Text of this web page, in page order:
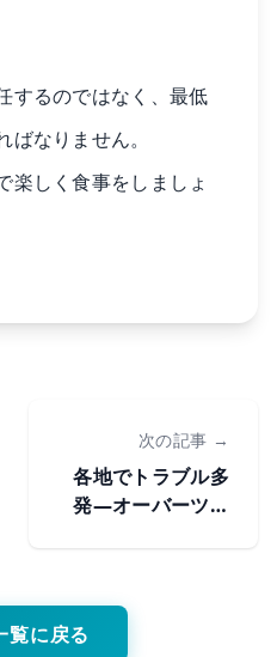
するのではなく、最低
なりません。
楽しく食事をしましょ
次の記事 →
各地でトラブル多
発―オーバーツー
覧に戻る